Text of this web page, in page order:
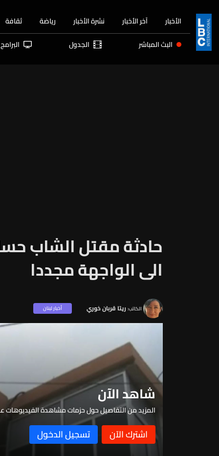
الأخبار آخر الأخبار نشرة الأخبار رياضة ثقافة
البث المباشر الجدول البرامج
حادثة مقتل الشاب
الى الواجهة مجددا
الكاتب: ريتا قربان خوري أخبار لبنان
شاهد الآن
المزيد من التفاصيل حول حزمات مشاهدة الفيديوهات